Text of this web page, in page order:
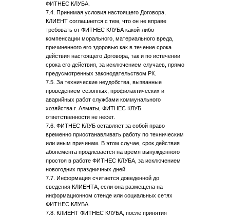
ФИТНЕС КЛУБА.
7.4. Принимая условия настоящего Договора,
КЛИЕНТ соглашается с тем, что он не вправе
требовать от ФИТНЕС КЛУБА какой-либо
компенсации морального, материального вреда,
причиненного его здоровью как в течение срока
действия настоящего Договора, так и по истечении
срока его действия, за исключением случаев, прямо
предусмотренных законодательством РК.
7.5. За технические неудобства, вызванные
проведением сезонных, профилактических и
аварийных работ службами коммунального
хозяйства г. Алматы, ФИТНЕС КЛУБ
ответственности не несет.
7.6. ФИТНЕС КЛУБ оставляет за собой право
временно приостанавливать работу по техническим
или иным причинам. В этом случае, срок действия
абонемента продлевается на время вынужденного
простоя в работе ФИТНЕС КЛУБА, за исключением
новогодних праздничных дней.
7.7. Информация считается доведенной до
сведения КЛИЕНТА, если она размещена на
информационном стенде или социальных сетях
ФИТНЕС КЛУБА.
7.8. КЛИЕНТ ФИТНЕС КЛУБА, после принятия